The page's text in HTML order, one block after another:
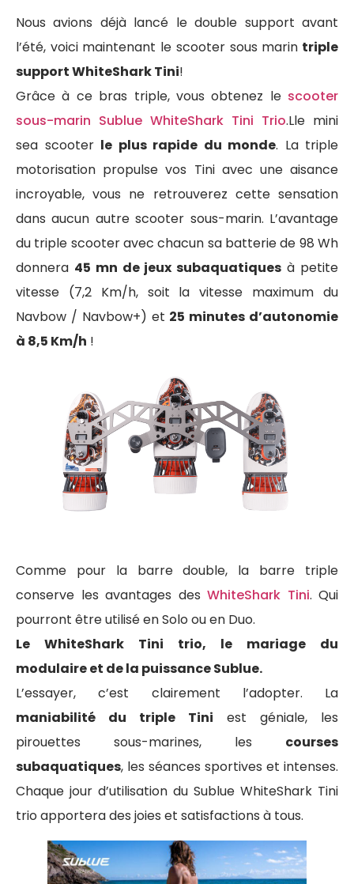
Nous avions déjà lancé le double support avant
l’été, voici maintenant le scooter sous marin triple
support WhiteShark Tini!
Grâce à ce bras triple, vous obtenez le scooter
sous-marin Sublue WhiteShark Tini Trio.Lle mini
sea scooter le plus rapide du monde. La triple
motorisation propulse vos Tini avec une aisance
incroyable, vous ne retrouverez cette sensation
dans aucun autre scooter sous-marin. L’avantage
du triple scooter avec chacun sa batterie de 98 Wh
donnera 45 mn de jeux subaquatiques à petite
vitesse (7,2 Km/h, soit la vitesse maximum du
Navbow / Navbow+) et 25 minutes d’autonomie
à 8,5 Km/h !
Comme pour la barre double, la barre triple
conserve les avantages des WhiteShark Tini. Qui
pourront être utilisé en Solo ou en Duo.
Le WhiteShark Tini trio, le mariage du
modulaire et de la puissance Sublue.
L’essayer, c’est clairement l’adopter. La
maniabilité du triple Tini est géniale, les
pirouettes sous-marines, les courses
subaquatiques, les séances sportives et intenses.
Chaque jour d’utilisation du Sublue WhiteShark Tini
trio apportera des joies et satisfactions à tous.